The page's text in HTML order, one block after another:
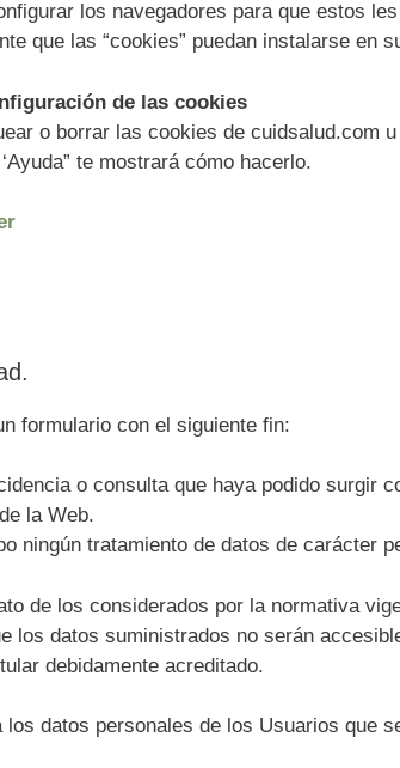
los navegadores para que estos
que las “cookies” puedan instalarse en
de las cookies
o borrar las cookies de cuidsalud.com
te mostrará cómo hacerlo.
formulario con el siguiente fin:
o consulta que haya podido surgir
la Web.
ningún tratamiento de datos de carácter
de los considerados por la normativa
los datos suministrados no serán
debidamente acreditado.
los datos personales de los Usuarios que